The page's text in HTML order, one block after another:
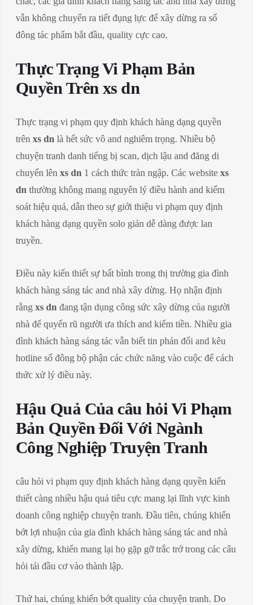
vẫn không chuyển ra tiết đụng lực để xây dừng ra số
đông tác phẩm bắt đầu, quality cực cao.
Thực Trạng Vi Phạm Bản
Quyền Trên xs dn
Thực trạng vi phạm quy định khách hàng dạng quyền
trên xs dn là hết sức vô and nghiêm trọng. Nhiều bộ
chuyện tranh danh tiếng bị scan, dịch lậu and đăng di
chuyển lên xs dn 1 cách thức tràn ngập. Các website xs
dn thường không mang nguyên lý điều hành and kiểm
soát hiệu quả, dẫn theo sự giới thiệu vi phạm quy định
khách hàng dạng quyền solo giản dễ dàng được lan
truyền.
Điều này kiến thiết sự bất bình trong thị trường gia đình
khách hàng sáng tác and nhà xây dừng. Họ nhận định
rằng xs dn đang tận dụng công sức xây dừng của người
nhà để quyến rũ người ưa thích and kiếm tiền. Nhiều gia
đình khách hàng sáng tác vẫn biết tin phản đối and kêu
hotline số đông bộ phận các chức năng vào cuộc để cách
thức xử lý điều này.
Hậu Quả Của câu hỏi Vi Phạm
Bản Quyền Đối Với Ngành
Công Nghiệp Truyện Tranh
câu hỏi vi phạm quy định khách hàng dạng quyền kiến
thiết càng nhiều hậu quả tiêu cực mang lại lĩnh vực kinh
doanh công nghiệp chuyện tranh. Đầu tiên, chúng khiến
bớt lợi nhuận của gia đình khách hàng sáng tác and nhà
xây dừng, khiến mang lại họ gặp gỡ trắc trở trong các câu
hỏi tái đầu cơ vào thành lập.
Thứ hai, chúng khiến bớt quality của chuyện tranh. Do